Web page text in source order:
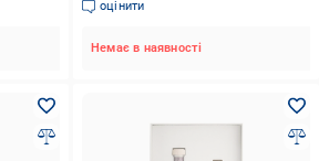
оцінити
Немає в наявності